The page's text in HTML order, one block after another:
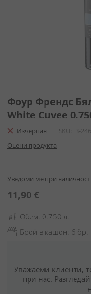
към
началото
на
галерия
снимки
Фоур Френдс
White Cuvee
Изчерпан SKU
3-
Оцени продукта
Уведоми ме при наличност
11,90 €
Обем: 0.750 л.
Брой в кашон: 6 бр.
Уважаеми клиенти,
при нас.